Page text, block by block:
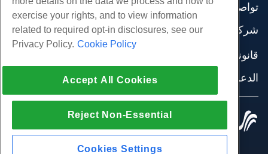
موزع استضافة
موزع العلامة البيضاء
إدارة لينكس VPS
لينكس غير المدارة VPS
نوافذ غير مُدارة VPS
خوادم السحابة
موازن التحميل
تخزين الكتلة
تواصل اجتماعي
وثائق المنتج
مدونة
شركة
اتصل بنا
مراكز البيانات
إنضم لبرنامج
قانوني
شروط الخدمة
تطبيق القانون
اتفاقية الشراكة
الدعم
الدردشة الحية معنا
افتح تذكرة الدعم
مراسلتنا على البريد الاليكتروني
exercise your rights, and to view information
related to required opt-in disclosures, see our
Privacy Policy. Cookie Policy
Accept All Cookies
Reject Non-Essential
Cookies Settings